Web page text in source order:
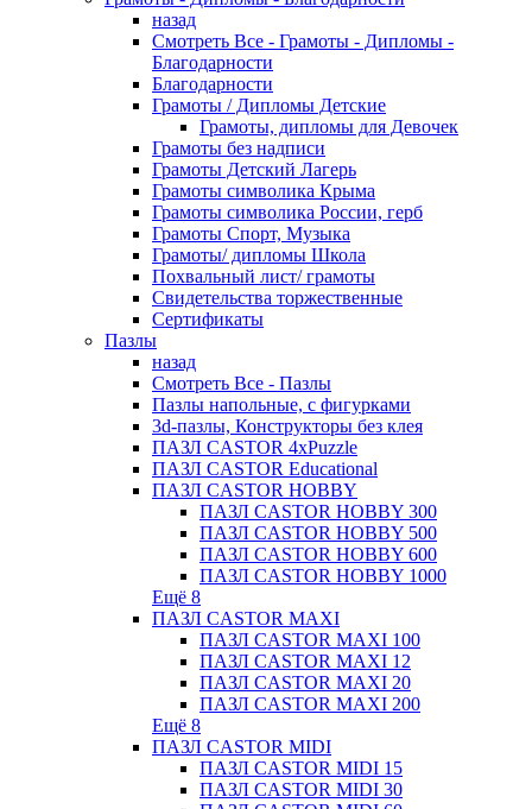
назад
Смотреть Все - Грамоты - Дипломы -
Благодарности
Благодарности
Грамоты / Дипломы Детские
Грамоты, дипломы для Девочек
Грамоты без надписи
Грамоты Детский Лагерь
Грамоты символика Крыма
Грамоты символика России, герб
Грамоты Спорт, Музыка
Грамоты/ дипломы Школа
Похвальный лист/ грамоты
Свидетельства торжественные
Сертификаты
Пазлы
назад
Смотреть Все - Пазлы
Пазлы напольные, с фигурками
3d-пазлы, Конструкторы без клея
ПАЗЛ CASTOR 4xPuzzle
ПАЗЛ CASTOR Educational
ПАЗЛ CASTOR HOBBY
ПАЗЛ CASTOR HOBBY 300
ПАЗЛ CASTOR HOBBY 500
ПАЗЛ CASTOR HOBBY 600
ПАЗЛ CASTOR HOBBY 1000
Ещё 8
ПАЗЛ CASTOR MAXI
ПАЗЛ CASTOR MAXI 100
ПАЗЛ CASTOR MAXI 12
ПАЗЛ CASTOR MAXI 20
ПАЗЛ CASTOR MAXI 200
Ещё 8
ПАЗЛ CASTOR MIDI
ПАЗЛ CASTOR MIDI 15
ПАЗЛ CASTOR MIDI 30